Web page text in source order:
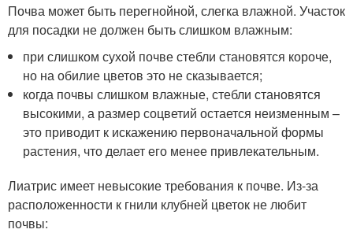
Почва может быть перегнойной, слегка влажной. Участок
для посадки не должен быть слишком влажным:
при слишком сухой почве стебли становятся короче,
но на обилие цветов это не сказывается;
когда почвы слишком влажные, стебли становятся
высокими, а размер соцветий остается неизменным –
это приводит к искажению первоначальной формы
растения, что делает его менее привлекательным.
Лиатрис имеет невысокие требования к почве. Из-за
расположенности к гнили клубней цветок не любит
почвы: